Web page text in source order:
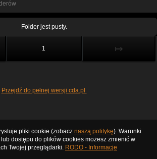
Folder jest pusty.
1 ↦
Przejdź do pełnej wersji cda.pl
pliki cookie (zobacz naszą politykę). Warunki
dostępu do plików cookies możesz zmienić w
Twojej przeglądarki. RODO - Informacje